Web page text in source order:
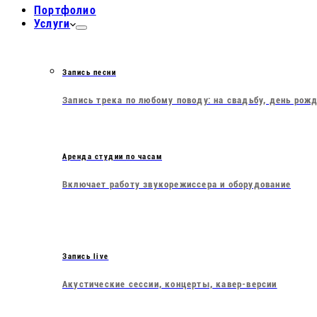
Портфолио
Услуги
Запись песни
Запись трека по любому поводу: на свадьбу, день
Аренда студии по часам
Включает работу звукорежиссера и оборудование
Запись live
Акустические сессии, концерты, кавер-версии